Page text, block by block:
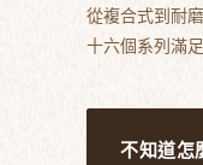
從複合式到耐
十六個系列滿
不知道怎